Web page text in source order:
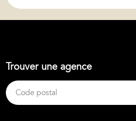
Trouver une agence